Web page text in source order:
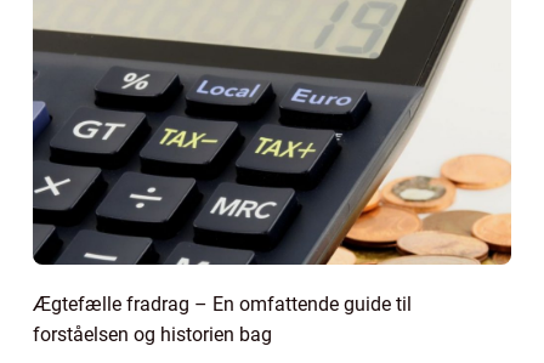
Ægtefælle fradrag – En omfattende guide til
forståelsen og historien bag